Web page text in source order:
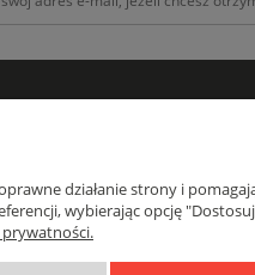
Zamówienia
Koszty
działanie strony i
wybierając opcję
prywatności.